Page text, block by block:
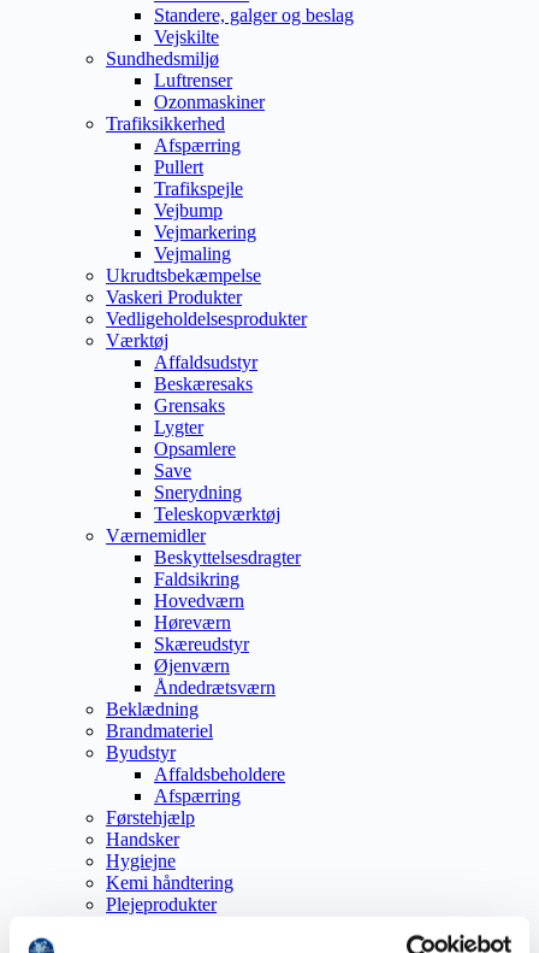
Standere, galger og beslag
Vejskilte
Sundhedsmiljø
Luftrenser
Ozonmaskiner
Trafiksikkerhed
Afspærring
Pullert
Trafikspejle
Vejbump
Vejmarkering
Vejmaling
Ukrudtsbekæmpelse
Vaskeri Produkter
Vedligeholdelsesprodukter
Værktøj
Affaldsudstyr
Beskæresaks
Grensaks
Lygter
Opsamlere
Save
Snerydning
Teleskopværktøj
Værnemidler
Beskyttelsesdragter
Faldsikring
Hovedværn
Høreværn
Skæreudstyr
Øjenværn
Åndedrætsværn
Beklædning
Brandmateriel
Byudstyr
Affaldsbeholdere
Afspærring
Førstehjælp
Handsker
Hygiejne
Kemi håndtering
Plejeprodukter